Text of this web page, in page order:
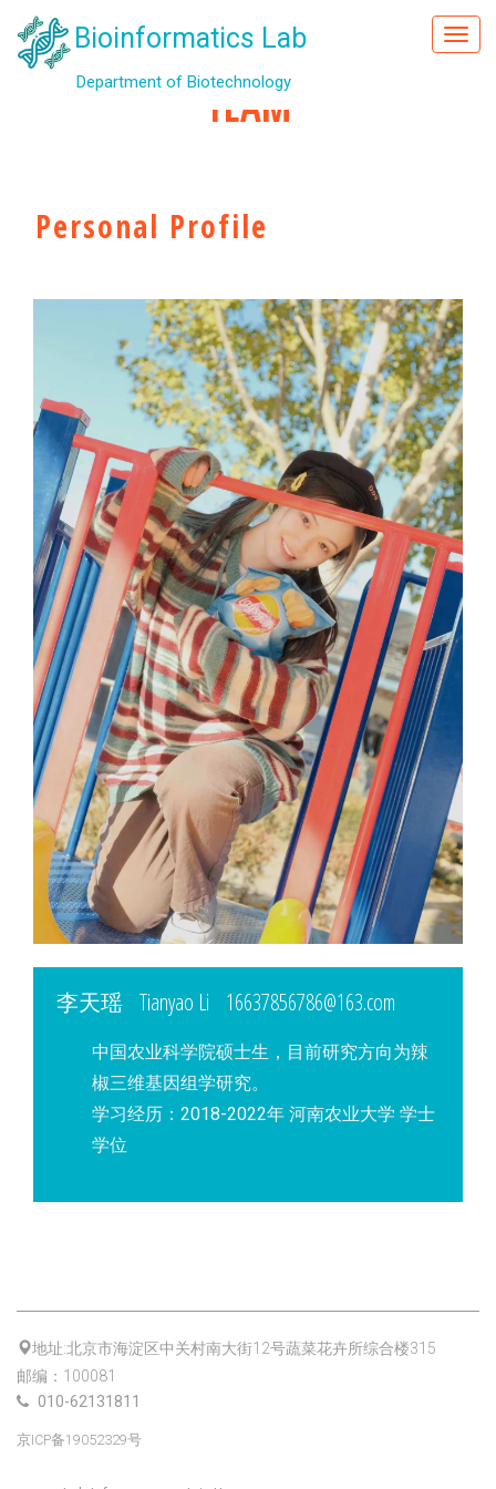
Bioinformatics Lab
Department of Biotechnology
TEAM
Personal Profile
李天瑶 Tianyao Li 16637856786@163.com
中国农业科学院硕士生，目前研究方向为辣
椒三维基因组学研究。
学习经历：2018-2022年 河南农业大学 学士
学位
地址:北京市海淀区中关村南大街12号蔬菜花卉所综合楼315
邮编：100081
010-62131811
京ICP备19052329号